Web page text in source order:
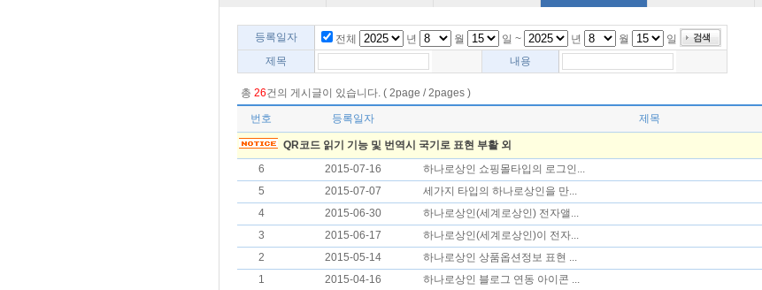
등록일자 전체 년 월 일 ~ 년 월
일
제목
내용
총 26건의 게시글이 있습니다. ( 2page / 2pages )
번호 등록일자 제목
QR코드 읽기 기능 및 번역시 국기로 표현 부활 외
6
2015-07-16 하나로상인 쇼핑몰타입의 로그인...
5
2015-07-07 세가지 타입의 하나로상인을 만...
4
2015-06-30 하나로상인(세계로상인) 전자앨...
3
2015-06-17 하나로상인(세계로상인)이 전자...
2
2015-05-14 하나로상인 상품옵션정보 표현 ...
1
2015-04-16 하나로상인 블로그 연동 아이콘 ...